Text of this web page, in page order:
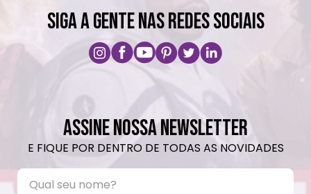
SIGA A GENTE NAS REDES SOCIAIS
ASSINE NOSSA NEWSLETTER
E FIQUE POR DENTRO DE TODAS AS NOVIDADES